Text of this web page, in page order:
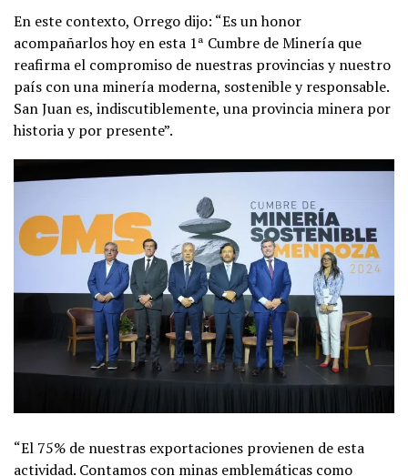
En este contexto, Orrego dijo: “Es un honor
acompañarlos hoy en esta 1ª Cumbre de Minería que
reafirma el compromiso de nuestras provincias y nuestro
país con una minería moderna, sostenible y responsable.
San Juan es, indiscutiblemente, una provincia minera por
historia y por presente”.
“El 75% de nuestras exportaciones provienen de esta
actividad. Contamos con minas emblemáticas como